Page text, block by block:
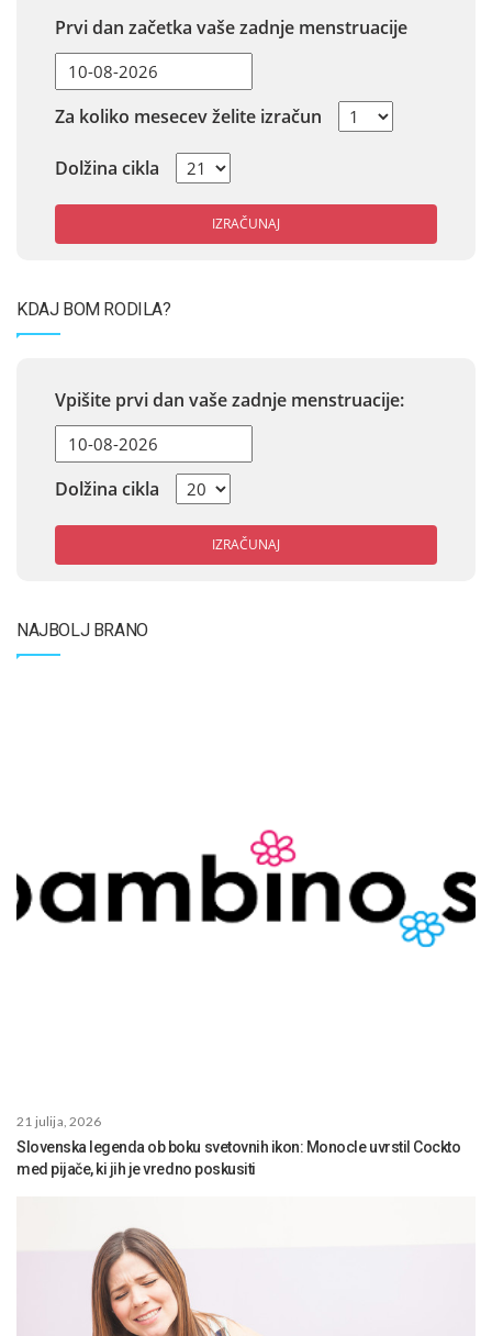
Prvi dan začetka vaše zadnje menstruacije
Za koliko mesecev želite izračun
Dolžina cikla
IZRAČUNAJ
KDAJ BOM RODILA?
Vpišite prvi dan vaše zadnje menstruacije:
Dolžina cikla
IZRAČUNAJ
NAJBOLJ BRANO
21 julija, 2026
Slovenska legenda ob boku svetovnih ikon: Monocle uvrstil Cockto
med pijače, ki jih je vredno poskusiti